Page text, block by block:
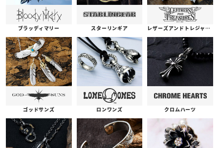
ブラッディマリー スターリンギア レザーズアンドトレジャーズ
ゴッドサンズ ロンワンズ クロムハーツ